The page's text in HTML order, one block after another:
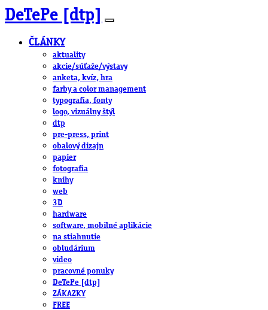
DeTePe [dtp]
ČLÁNKY
aktuality
akcie/súťaže/výstavy
anketa, kvíz, hra
farby a color management
typografia, fonty
logo, vizuálny štýl
dtp
pre-press, print
obalový dizajn
papier
fotografia
knihy
web
3D
hardware
software, mobilné aplikácie
na stiahnutie
obludárium
video
pracovné ponuky
DeTePe [dtp]
ZÁKAZKY
FREE